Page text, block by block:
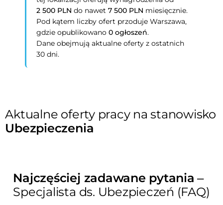
2 500 PLN do nawet7 500 PLN miesięcznie.
Pod kątem liczby ofert przoduje Warszawa,
gdzie opublikowano0 ogłoszeń.
Dane obejmują aktualne oferty z ostatnich
30 dni.
Aktualne oferty pracy na stanowisko
Ubezpieczenia
Najczęściej zadawane pytania –
Specjalista ds. Ubezpieczeń (FAQ)